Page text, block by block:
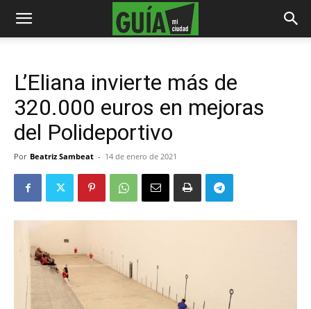
L’Eliana invierte más de
320.000 euros en mejoras
del Polideportivo
Por Beatriz Sambeat - 14 de enero de 2021